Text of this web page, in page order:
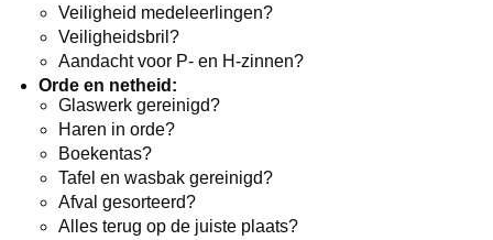
Veiligheid medeleerlingen?
Veiligheidsbril?
Aandacht voor P- en H-zinnen?
Orde en netheid:
Glaswerk gereinigd?
Haren in orde?
Boekentas?
Tafel en wasbak gereinigd?
Afval gesorteerd?
Alles terug op de juiste plaats?